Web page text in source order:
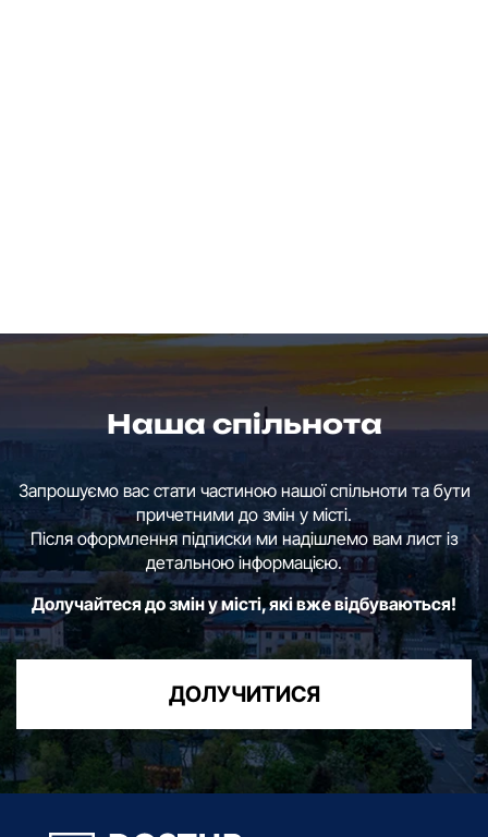
Наша спільнота
Запрошуємо вас стати частиною нашої спільноти та бути
причетними до змін у місті.
Після оформлення підписки ми надішлемо вам лист із
детальною інформацією.
Долучайтеся до змін у місті, які вже відбуваються!
ДОЛУЧИТИСЯ